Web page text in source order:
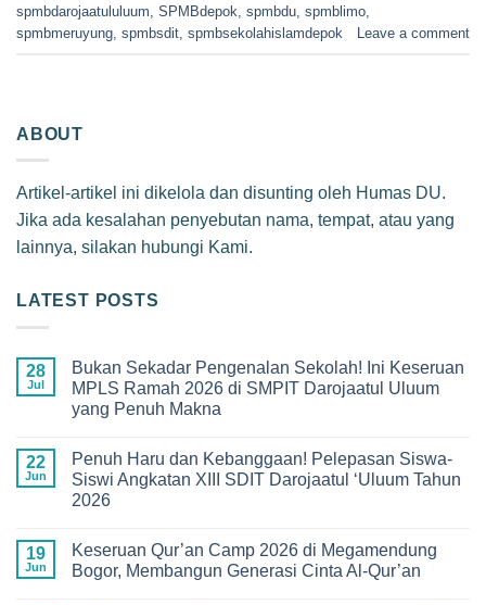
spmbdarojaatululuum, SPMBdepok, spmbdu, spmblimo,
spmbmeruyung, spmbsdit, spmbsekolahislamdepok Leave a comment
ABOUT
Artikel-artikel ini dikelola dan disunting oleh Humas DU.
Jika ada kesalahan penyebutan nama, tempat, atau yang
lainnya, silakan hubungi Kami.
LATEST POSTS
28
Jul
Bukan Sekadar Pengenalan Sekolah! Ini Keseruan
MPLS Ramah 2026 di SMPIT Darojaatul Uluum
yang Penuh Makna
on
Bukan
Sekadar
Pengenalan
Keseruan
MPLS
Ramah
22
Jun
Penuh Haru dan Kebanggaan! Pelepasan Siswa-
Siswi Angkatan XIII SDIT Darojaatul ‘Uluum Tahun
2026
on
Penuh
Haru
19
Jun
Keseruan Qur’an Camp 2026 di Megamendung
Bogor, Membangun Generasi Cinta Al-Qur’an